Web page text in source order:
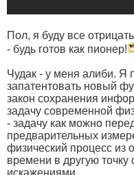
Пол, я буду все
- будь готов как пионер!
Чудак - у меня алиби.
запатентовать новый
закон сохранения
задачу современной
- задачу как можно
предварительных
физический процесс из
времени в другую
искажениями.